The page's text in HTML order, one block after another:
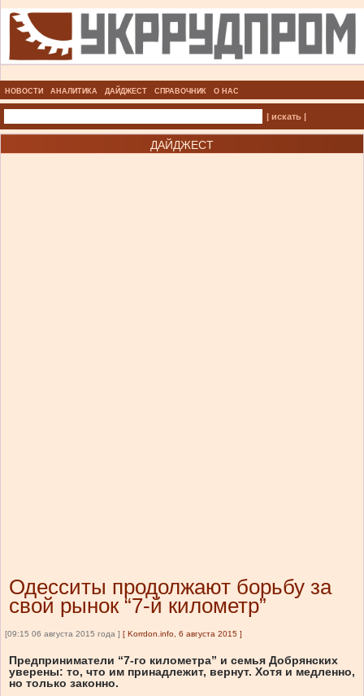
НОВОСТИ АНАЛИТИКА ДАЙДЖЕСТ СПРАВОЧНИК О НАС
| искать |
ДАЙДЖЕСТ
Одесситы продолжают борьбу за
свой рынок “7-й километр”
[09:15 06 августа 2015 года ] [ Korrdon.info, 6 августа 2015 ]
Предприниматели “7-го километра” и семья Добрянских
уверены: то, что им принадлежит, вернут. Хотя и медленно,
но только законно.